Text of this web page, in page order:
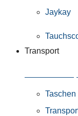
Jaykay
Transport
Taschen